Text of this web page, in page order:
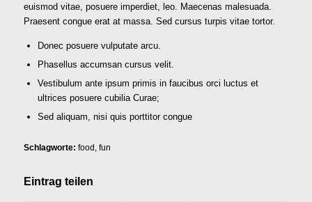
euismod vitae, posuere imperdiet, leo. Maecenas malesuada.
Praesent congue erat at massa. Sed cursus turpis vitae tortor.
Donec posuere vulputate arcu.
Phasellus accumsan cursus velit.
Vestibulum ante ipsum primis in faucibus orci luctus et
ultrices posuere cubilia Curae;
Sed aliquam, nisi quis porttitor congue
Schlagworte: food fun
Eintrag teilen